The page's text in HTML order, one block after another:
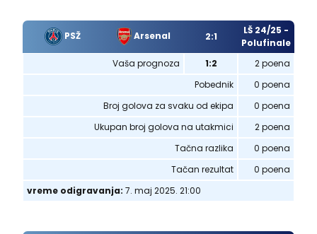
PSŽ Arsenal 2:1
LŠ 24/25 -
Polufinale
Vaša prognoza
1:2
2 poena
Pobednik
0 poena
Broj golova za svaku od ekipa
0 poena
Ukupan broj golova na utakmici
2 poena
Tačna razlika
0 poena
Tačan rezultat
0 poena
vreme odigravanja: 7. maj 2025. 21:00